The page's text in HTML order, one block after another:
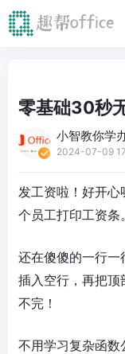
零基础30秒
小智教你学
2024-07-09
发工资啦！好开
个员工打印工资条。
还在傻傻的一行
插入空行，再把
不完！
不用学习复杂函